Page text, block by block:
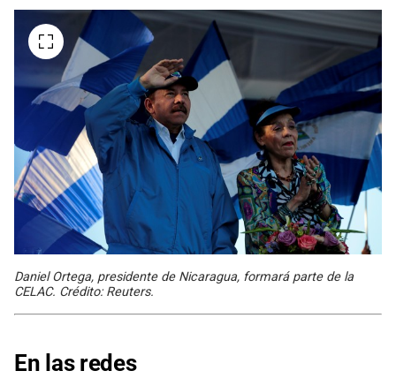
Daniel Ortega, presidente de Nicaragua, formará parte de la
CELAC. Crédito: Reuters.
En las redes